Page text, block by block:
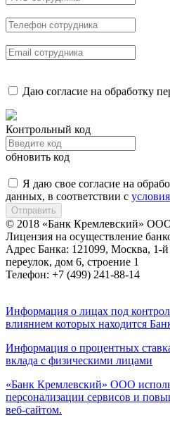
Даю согласие на обработку
Контрольный код
обновить код
Я даю свое согласие на
данных, в соответствии с
Отправить
© 2018 «Банк Кремлевский»
Лицензия на осуществление
Адрес Банка: 121099, Москва, 1-
переулок, дом 6, строение 1
Телефон: +7 (499) 241-88-14
Информация о лицах под
влиянием которых находится
Информация о процентных
вклада с физическими лицами
«Банк Кремлевский» ООО
персонализации сервисов и
веб-сайтом.